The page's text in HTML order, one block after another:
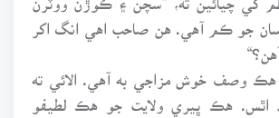
جو ڪم آهي. هن صاحب اهي انگ اکر
وصف خوش مزاجي به آهي. الائي ته
اٿس. هڪ ڀيري ولايت جو هڪ لطيفو